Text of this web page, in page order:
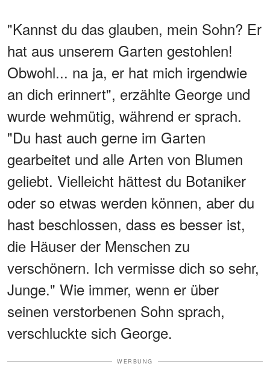
"Kannst du das glauben, mein Sohn? Er
hat aus unserem Garten gestohlen!
Obwohl... na ja, er hat mich irgendwie
an dich erinnert", erzählte George und
wurde wehmütig, während er sprach.
"Du hast auch gerne im Garten
gearbeitet und alle Arten von Blumen
geliebt. Vielleicht hättest du Botaniker
oder so etwas werden können, aber du
hast beschlossen, dass es besser ist,
die Häuser der Menschen zu
verschönern. Ich vermisse dich so sehr,
Junge." Wie immer, wenn er über
seinen verstorbenen Sohn sprach,
verschluckte sich George.
WERBUNG